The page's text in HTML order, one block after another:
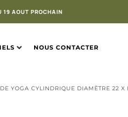
19 AOUT PROCHAIN
NOUS CONTACTER
YOGA CYLINDRIQUE DIAMÈTRE 22 X